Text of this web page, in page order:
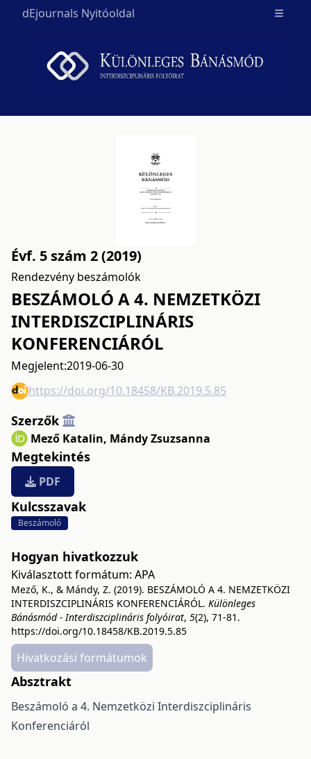
dEjournals Nyitóoldal Open
Évf. 5 szám 2 (2019)
Rendezvény beszámolók
BESZÁMOLÓ A 4. NEMZETKÖZI
INTERDISZCIPLINÁRIS
KONFERENCIÁRÓL
Megjelent:2019-06-30
https://doi.org/10.18458/KB.2019.5.85
Szerzők
Mező Katalin, Mándy Zsuzsanna
Megtekintés
PDF
Kulcsszavak
Beszámoló
Hogyan hivatkozzuk
Kiválasztott formátum: APA
Mező, K., & Mándy, Z. (2019). BESZÁMOLÓ A 4. NEMZETKÖZI
INTERDISZCIPLINÁRIS KONFERENCIÁRÓL. Különleges
Bánásmód - Interdiszciplináris folyóirat, 5(2), 71-81.
https://doi.org/10.18458/KB.2019.5.85
Hivatkozási formátumok
Absztrakt
Beszámoló a 4. Nemzetközi Interdiszciplináris
Konferenciáról